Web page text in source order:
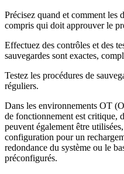
Précisez quand et comment les
compris qui doit approuver le
Effectuez des contrôles et des
sauvegardes sont exactes,
Testez les procédures de
réguliers.
Dans les environnements OT
de fonctionnement est critique,
peuvent également être
configuration pour un
redondance du système ou le
préconfigurés.